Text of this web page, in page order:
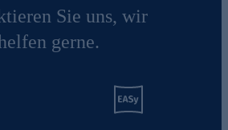
Sie uns, wir
gerne.